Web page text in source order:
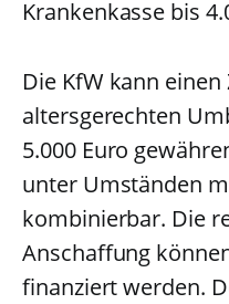
Krankenkasse bis
Die KfW kann
altersgerechten
5.000 Euro
unter Umständen
kombinierbar. Die
Anschaffung
finanziert werden.